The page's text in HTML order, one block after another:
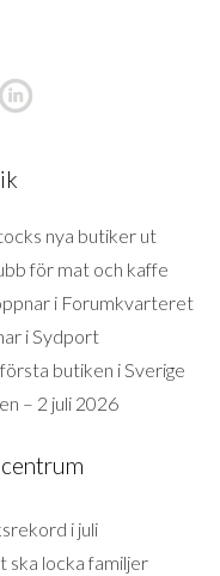
nya butiker ut
för mat och kaffe
i Forumkvarteret
i Sydport
butiken i Sverige
– 2 juli 2026
i juli
ska locka familjer